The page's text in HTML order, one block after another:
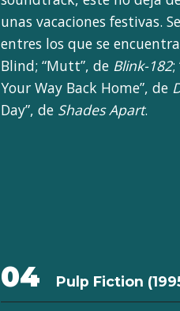
unas vacaciones festivas.
entres los que se
Blind; “Mutt”, de Blink-182;
Your Way Back Home”, de
Day”, de Shades Apart.
04 Pulp Fiction